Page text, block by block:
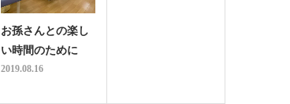
お孫さんとの楽し
い時間のために
2019.08.16